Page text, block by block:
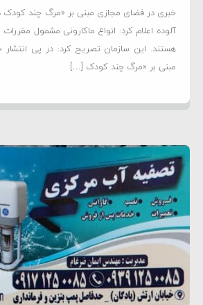
خبری در فضای مجازی مبنی بر «مرگ چند کودک
آلوده اعلام کرد: انواع ماکارونی مشمول مقررات
هستند. این سازمان تصریح کرد: در پی
مبنی بر «مرگ چند کودک […]